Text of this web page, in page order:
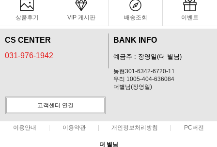
상품후기 VIP 게시판 배송조회 이벤트
CS CENTER
031-976-1942
BANK INFO
예금주 : 장영일(더 별님)
농협301-6342-6720-11
우리 1005-404-636084
더별님(장영일)
고객센터 연결
이용안내 이용약관 개인정보처리방침 PC버전
더 별님